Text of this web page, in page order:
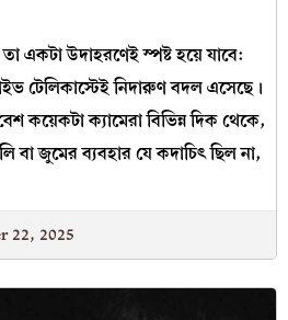
একটা উদাহরণেই স্পষ্ট হয়ে যাবে:
টেলিকাস্টেই নিদারুণ বদল এসেছে।
কয়েকটা ক্যামেরা বিভিন্ন দিক থেকে,
বা জুমের ব্যবহার যে কদাচিৎ ছিল না,
22, 2025